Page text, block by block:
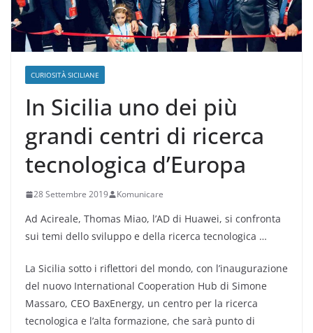
CURIOSITÀ SICILIANE
In Sicilia uno dei più
grandi centri di ricerca
tecnologica d’Europa
28 Settembre 2019 Komunicare
Ad Acireale, Thomas Miao, l’AD di Huawei, si confronta
sui temi dello sviluppo e della ricerca tecnologica …
La Sicilia sotto i riflettori del mondo, con l’inaugurazione
del nuovo International Cooperation Hub di Simone
Massaro, CEO BaxEnergy, un centro per la ricerca
tecnologica e l’alta formazione, che sarà punto di